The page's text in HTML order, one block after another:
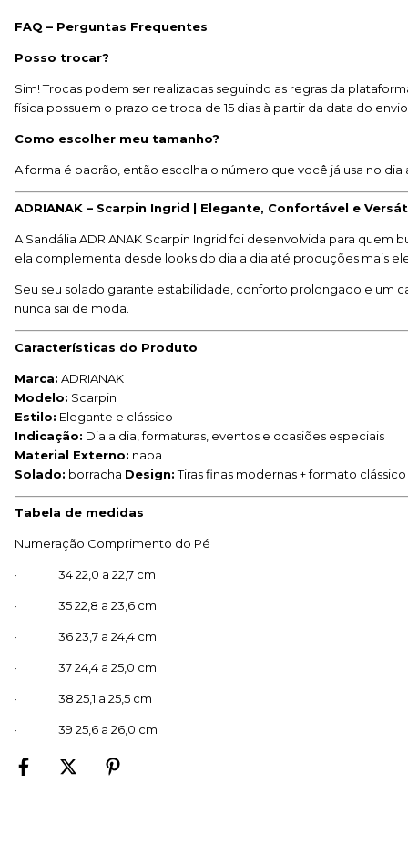
FAQ – Perguntas Frequentes
Posso trocar?
Sim! Trocas podem ser realizadas seguindo as regras da
física possuem o prazo de troca de 15 dias à partir da data do
Como escolher meu tamanho?
A forma é padrão, então escolha o número que você já usa no dia
ADRIANAK – Scarpin Ingrid | Elegante, Confortável e
A Sandália ADRIANAK Scarpin Ingrid foi desenvolvida para quem
ela complementa desde looks do dia a dia até produções mais
Seu seu solado garante estabilidade, conforto prolongado e um
nunca sai de moda.
Características do Produto
Marca: ADRIANAK
Modelo: Scarpin
Estilo: Elegante e clássico
Indicação: Dia a dia, formaturas, eventos e ocasiões especiais
Material Externo: napa
Solado: borracha Design:Tiras finas modernas + formato
Tabela de medidas
Numeração Comprimento do Pé
· 34 22,0 a 22,7 cm
· 35 22,8 a 23,6 cm
· 36 23,7 a 24,4 cm
· 37 24,4 a 25,0 cm
· 38 25,1 a 25,5 cm
· 39 25,6 a 26,0 cm